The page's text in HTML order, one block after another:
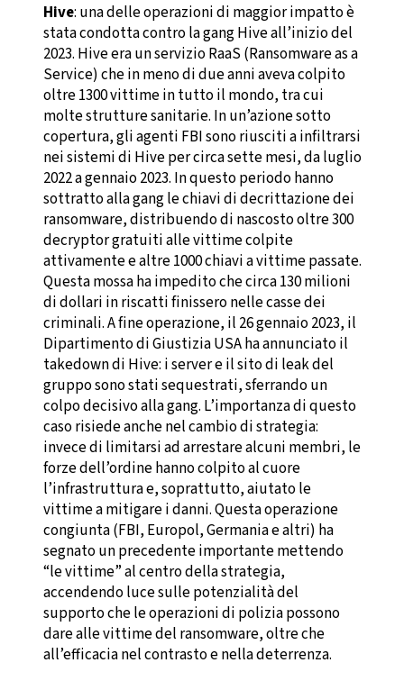
Hive: una delle operazioni di maggior impatto è
stata condotta contro la gang Hive all’inizio del
2023. Hive era un servizio RaaS (Ransomware as a
Service) che in meno di due anni aveva colpito
oltre 1300 vittime in tutto il mondo, tra cui
molte strutture sanitarie. In un’azione sotto
copertura, gli agenti FBI sono riusciti a infiltrarsi
nei sistemi di Hive per circa sette mesi, da luglio
2022 a gennaio 2023. In questo periodo hanno
sottratto alla gang le chiavi di decrittazione dei
ransomware, distribuendo di nascosto oltre 300
decryptor gratuiti alle vittime colpite
attivamente e altre 1000 chiavi a vittime passate.
Questa mossa ha impedito che circa 130 milioni
di dollari in riscatti finissero nelle casse dei
criminali. A fine operazione, il 26 gennaio 2023, il
Dipartimento di Giustizia USA ha annunciato il
takedown di Hive: i server e il sito di leak del
gruppo sono stati sequestrati, sferrando un
colpo decisivo alla gang. L’importanza di questo
caso risiede anche nel cambio di strategia:
invece di limitarsi ad arrestare alcuni membri, le
forze dell’ordine hanno colpito al cuore
l’infrastruttura e, soprattutto, aiutato le
vittime a mitigare i danni. Questa operazione
congiunta (FBI, Europol, Germania e altri) ha
segnato un precedente importante mettendo
“le vittime” al centro della strategia,
accendendo luce sulle potenzialità del
supporto che le operazioni di polizia possono
dare alle vittime del ransomware, oltre che
all’efficacia nel contrasto e nella deterrenza.